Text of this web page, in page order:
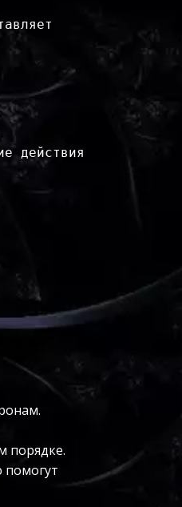
действия
порядке.